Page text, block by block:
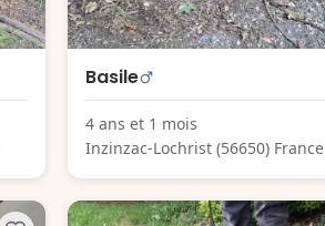
Basile
4 ans et 1 mois
Inzinzac-Lochrist (56650) France